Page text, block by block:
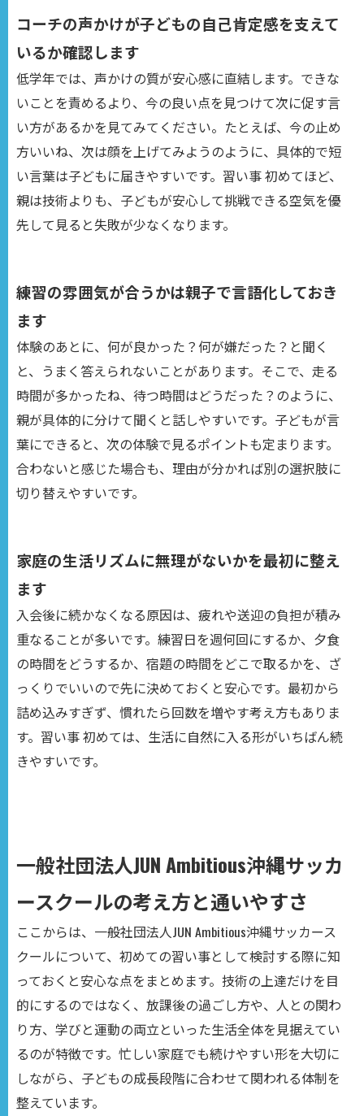
コーチの声かけが子どもの自己肯定感を支えて
いるか確認します
低学年では、声かけの質が安心感に直結します。できな
いことを責めるより、今の良い点を見つけて次に促す言
い方があるかを見てみてください。たとえば、今の止め
方いいね、次は顔を上げてみようのように、具体的で短
い言葉は子どもに届きやすいです。習い事 初めてほど、
親は技術よりも、子どもが安心して挑戦できる空気を優
先して見ると失敗が少なくなります。
練習の雰囲気が合うかは親子で言語化しておき
ます
体験のあとに、何が良かった？何が嫌だった？と聞く
と、うまく答えられないことがあります。そこで、走る
時間が多かったね、待つ時間はどうだった？のように、
親が具体的に分けて聞くと話しやすいです。子どもが言
葉にできると、次の体験で見るポイントも定まります。
合わないと感じた場合も、理由が分かれば別の選択肢に
切り替えやすいです。
家庭の生活リズムに無理がないかを最初に整え
ます
入会後に続かなくなる原因は、疲れや送迎の負担が積み
重なることが多いです。練習日を週何回にするか、夕食
の時間をどうするか、宿題の時間をどこで取るかを、ざ
っくりでいいので先に決めておくと安心です。最初から
詰め込みすぎず、慣れたら回数を増やす考え方もありま
す。習い事 初めては、生活に自然に入る形がいちばん続
きやすいです。
一般社団法人JUN Ambitious沖縄サッカ
ースクールの考え方と通いやすさ
ここからは、一般社団法人JUN Ambitious沖縄サッカース
クールについて、初めての習い事として検討する際に知
っておくと安心な点をまとめます。技術の上達だけを目
的にするのではなく、放課後の過ごし方や、人との関わ
り方、学びと運動の両立といった生活全体を見据えてい
るのが特徴です。忙しい家庭でも続けやすい形を大切に
しながら、子どもの成長段階に合わせて関われる体制を
整えています。